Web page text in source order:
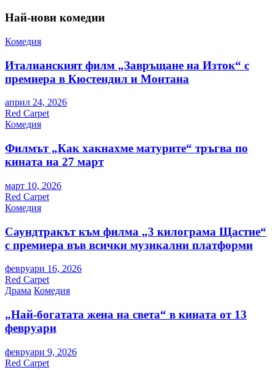
Най-нови комедии
Комедия
Италианският филм „Завръщане на Изток“ с
премиера в Кюстендил и Монтана
април 24, 2026
Red Carpet
Комедия
Филмът „Как хакнахме матурите“ тръгва по
кината на 27 март
март 10, 2026
Red Carpet
Комедия
Саундтракът към филма „3 килограма Щастие“
с премиера във всички музикални платформи
февруари 16, 2026
Red Carpet
Драма Комедия
„Най-богатата жена на света“ в кината от 13
февруари
февруари 9, 2026
Red Carpet